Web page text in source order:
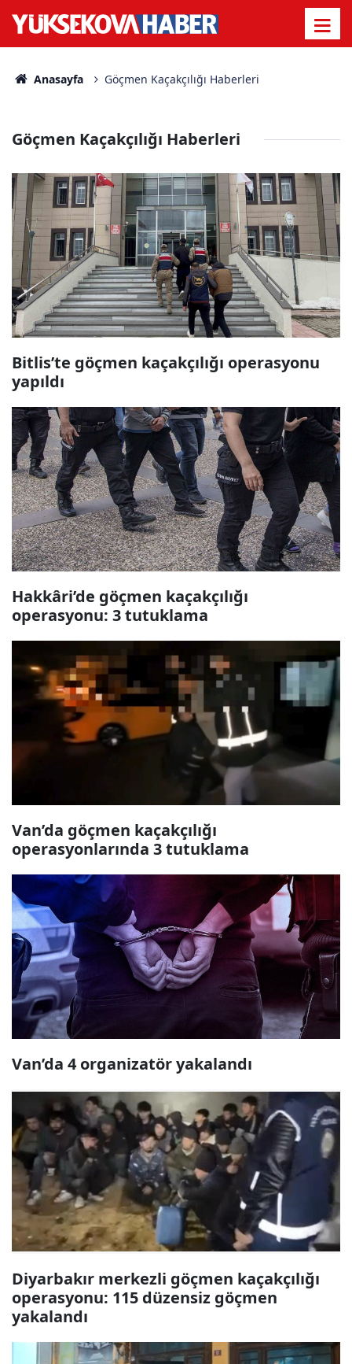
Anasayfa Göçmen Kaçakçılığı Haberleri
Göçmen Kaçakçılığı Haberleri
Bitlis’te göçmen kaçakçılığı operasyonu
yapıldı
Hakkâri’de göçmen kaçakçılığı
operasyonu: 3 tutuklama
Van’da göçmen kaçakçılığı
operasyonlarında 3 tutuklama
Van’da 4 organizatör yakalandı
Diyarbakır merkezli göçmen kaçakçılığı
operasyonu: 115 düzensiz göçmen
yakalandı